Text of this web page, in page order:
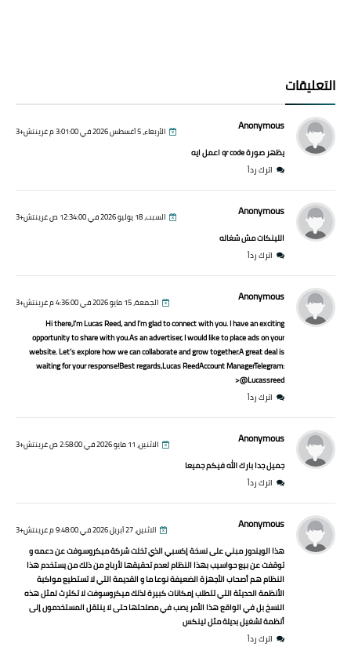
التعليقات
Anonymous الأربعاء، 5 أغسطس 2026 في 3:01:00 م غرينتش+3
يظهر صورة qr code اعمل ايه
اترك رداً
Anonymous السبت، 18 يوليو 2026 في 12:34:00 ص غرينتش+3
اللينكات مش شغاله
اترك رداً
Anonymous الجمعة، 15 مايو 2026 في 4:36:00 م غرينتش+3
Hi there,I’m Lucas Reed, and I’m glad to connect with you. I have an exciting
opportunity to share with you.As an advertiser, I would like to place ads on your
website. Let’s explore how we can collaborate and grow together.A great deal is
waiting for your response!Best regards,Lucas ReedAccount ManagerTelegram:
@Lucassreed<
اترك رداً
Anonymous الاثنين، 11 مايو 2026 في 2:58:00 ص غرينتش+3
جميل جدا بارك الله فيكم جميعا
اترك رداً
Anonymous الاثنين، 27 أبريل 2026 في 9:48:00 م غرينتش+3
هذا الويندوز مبني على نسخة إكسبي الذي تخلت شركة ميكروسوفت عن دعمه و
توقفت عن بيع حواسيب بهذا النظام لعدم تحقيقها لأرباح من ذلك من يستخدم هذا
النظام هم أصحاب الأجهزة الضعيفة نوعا ما و القديمة التي لا تستطيع مواكبة
الأنظمة الحديثة التي تتطلب إمكانات كبيرة لذلك ميكروسوفت لا تكترث لمثل هذه
النسخ بل في الواقع هذا الأمر يصب في مصلحتها حتى لا ينتقل المستخدمون إلى
أنظمة تشغيل بديلة مثل لينكس
اترك رداً